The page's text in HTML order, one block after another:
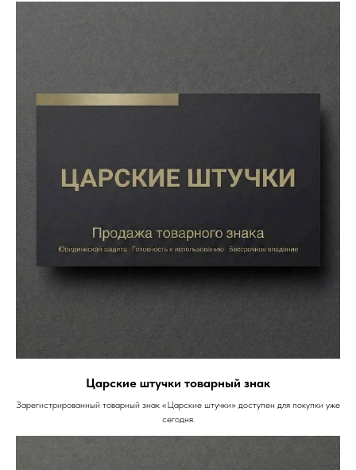
Царские штучки товарный знак
Зарегистрированный товарный знак «Царские штучки» доступен для покупки уже
сегодня.